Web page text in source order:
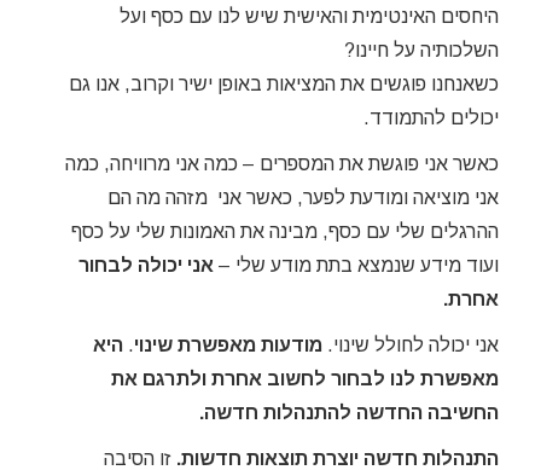
היחסים האינטימית והאישית שיש לנו עם כסף ועל
השלכותיה על חיינו?
כשאנחנו פוגשים את המציאות באופן ישיר וקרוב, אנו גם
יכולים להתמודד.
כאשר אני פוגשת את המספרים – כמה אני מרוויחה, כמה
אני מוציאה ומודעת לפער, כאשר אני מזהה מה הם
ההרגלים שלי עם כסף, מבינה את האמונות שלי על כסף
ועוד מידע שנמצא בתת מודע שלי – אני יכולה לבחור
אחרת.
אני יכולה לחולל שינוי. מודעות מאפשרת שינוי. היא
מאפשרת לנו לבחור לחשוב אחרת ולתרגם את
החשיבה החדשה להתנהלות חדשה.
התנהלות חדשה יוצרת תוצאות חדשות. זו הסיבה